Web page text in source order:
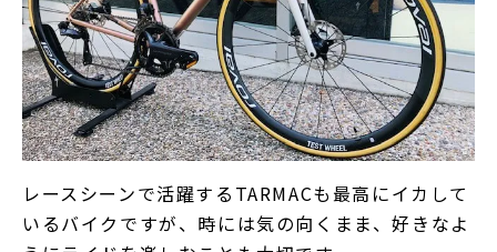
レースシーンで活躍するTARMACも最高にイカして
いるバイクですが、時には気の向くまま、好きなよ